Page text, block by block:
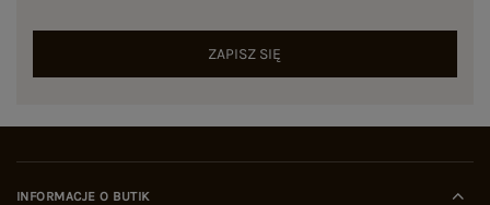
ZAPISZ SIĘ
INFORMACJE O BUTIK